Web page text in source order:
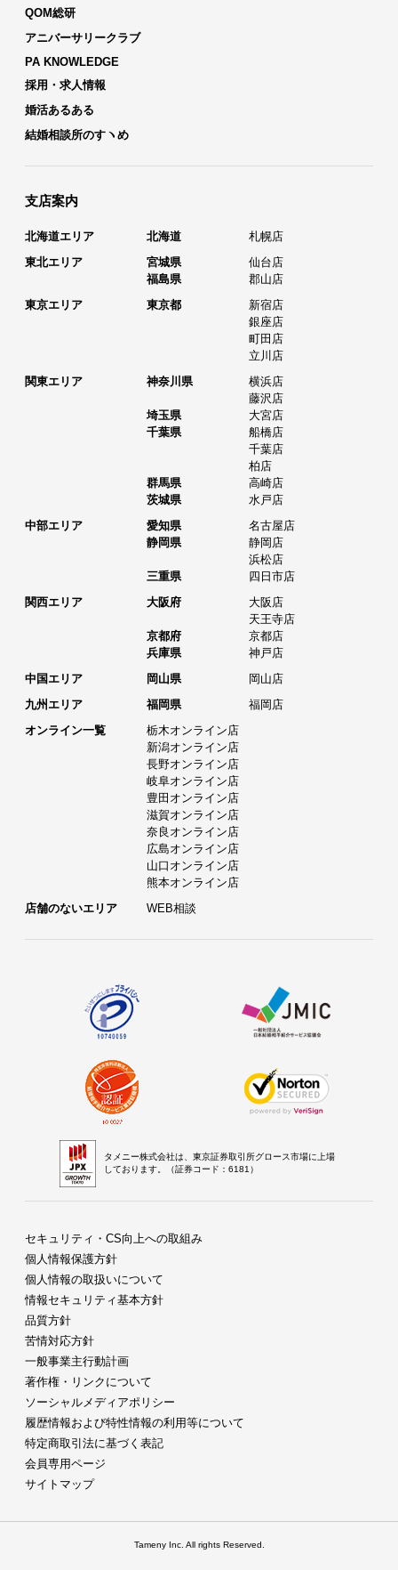
QOM総研
アニバーサリークラブ
PA KNOWLEDGE
採用・求人情報
婚活あるある
結婚相談所のすヽめ
支店案内
北海道エリア 北海道
札幌店
東北エリア
宮城県
仙台店
福島県
郡山店
東京エリア
東京都
新宿店
銀座店
町田店
立川店
関東エリア
神奈川県
横浜店
藤沢店
埼玉県
大宮店
千葉県
船橋店
千葉店
柏店
群馬県
高崎店
茨城県
水戸店
中部エリア
愛知県
名古屋店
静岡県
静岡店
浜松店
三重県
四日市店
関西エリア
大阪府
大阪店
天王寺店
京都府
京都店
兵庫県
神戸店
中国エリア
岡山県
岡山店
九州エリア
福岡県
福岡店
オンライン一覧
栃木オンライン店
新潟オンライン店
長野オンライン店
岐阜オンライン店
豊田オンライン店
滋賀オンライン店
奈良オンライン店
広島オンライン店
山口オンライン店
熊本オンライン店
店舗のないエリア
WEB相談
タメニー株式会社は、東京証券取引所グロース市場に上場
しております。（証券コード：6181）
セキュリティ・CS向上への取組み
個人情報保護方針
個人情報の取扱いについて
情報セキュリティ基本方針
品質方針
苦情対応方針
一般事業主行動計画
著作権・リンクについて
ソーシャルメディアポリシー
履歴情報および特性情報の利用等について
特定商取引法に基づく表記
会員専用ページ
サイトマップ
Tameny Inc. All rights Reserved.